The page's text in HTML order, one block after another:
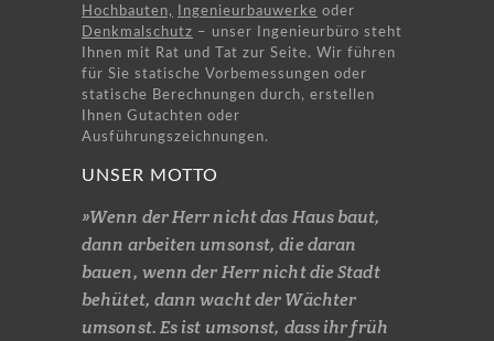
Hochbauten,
Ingenieurbauwerke oder
Denkmalschutz – unser Ingenieurbüro steht
Ihnen mit Rat und Tat zur Seite. Wir führen
für Sie statische Vorbemessungen oder
statische Berechnungen durch, erstellen
Ihnen Gutachten oder
Ausführungszeichnungen.
UNSER MOTTO
»Wenn der Herr nicht das Haus baut,
dann arbeiten umsonst, die daran
bauen, wenn der Herr nicht die Stadt
behütet, dann wacht der Wächter
umsonst. Es ist umsonst, dass ihr früh